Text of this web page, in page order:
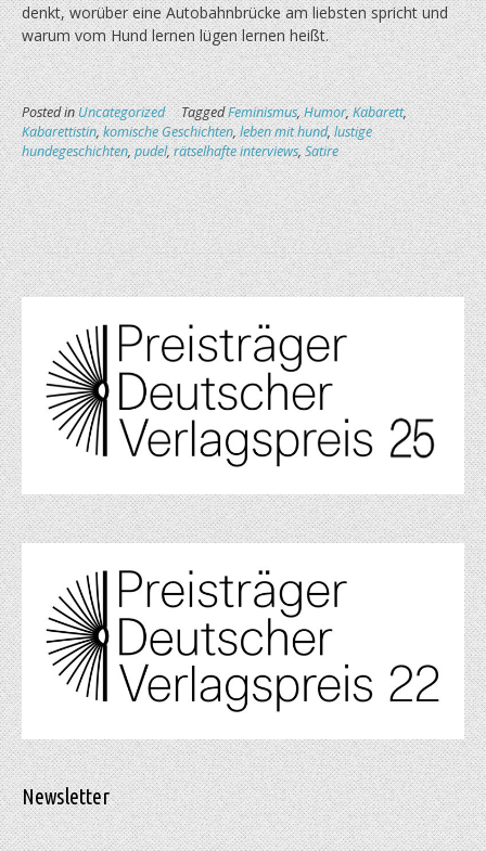
denkt, worüber eine Auto­bahn­brücke am liebs­ten spricht und
warum vom Hund lernen lügen lernen heißt.
Posted inUncategorized TaggedFeminismus,Humor,Kabarett,
Kabarettistin,komische Geschichten,leben mit hund,lustige
hundegeschichten,pudel,rätselhafte interviews,Satire
Newsletter